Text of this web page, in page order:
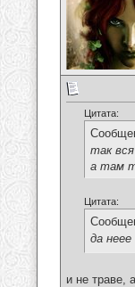
Цитата:
так
а там
Цитата:
да
и не траве,